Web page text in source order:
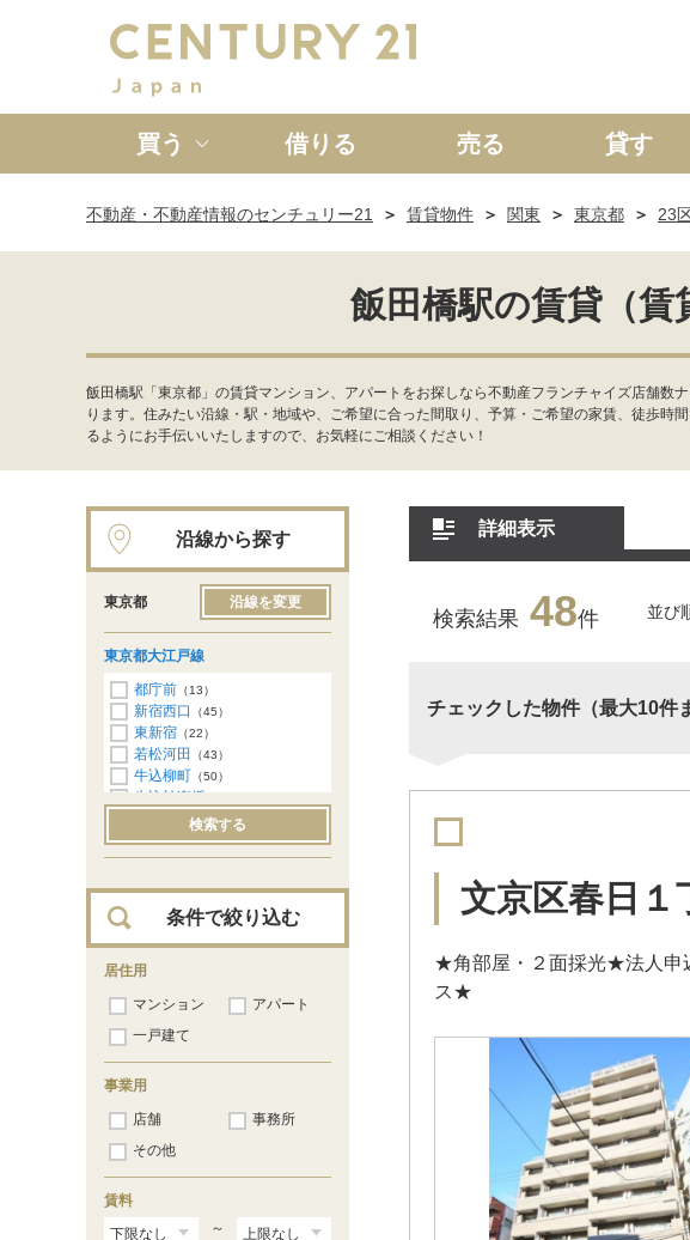
買う
新築一戸建て 中古一戸建て マン
借りる 売る 貸す
不動産・不動産情報のセンチュリー21 賃貸物件 関東 東京都 23
飯田橋駅の賃貸（
飯田橋駅「東京都」の賃貸マンション、アパートをお探しなら不動産フランチャイズ店舗
ります。住みたい沿線・駅・地域や、ご希望に合った間取り、予算・ご希望の家賃、徒歩
るようにお手伝いいたしますので、お気軽にご相談ください！
詳細表示
検索結果 48件 並び
チェックした物件（最大10件
文京区春日１
★角部屋・２面採光★法人
ス★
沿線から探す
東京都 沿線を変更
東京都大江戸線
都庁前 （13）
新宿西口 （45）
東新宿 （22）
若松河田 （43）
牛込柳町 （50）
牛込神楽坂
（48）
春日（49）
本郷三丁目（51）
（4）
（16）
清澄白河（19）
門前仲町
勝どき （172）
築地市場
大門
麻布十番
六本木
新宿 （45）
検索する
条件で絞り込む
居住用
マンション
アパート
一戸建て
事業用
店舗
事務所
その他
賃料
～